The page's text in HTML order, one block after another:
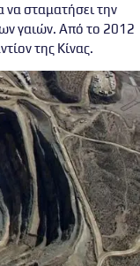
να σταματήσει την
γαιών. Από το 2012
της Κίνας.